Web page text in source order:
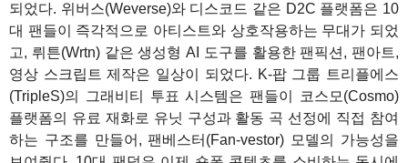
되었다. 위버스(Weverse)와 디스코드 같은 D2C 플랫폼은 10
대 팬들이 즉각적으로 아티스트와 상호작용하는 무대가 되었
고, 뤼튼(Wrtn) 같은 생성형 AI 도구를 활용한 팬픽션, 팬아트,
영상 스크립트 제작은 일상이 되었다. K-팝 그룹 트리플에스
(TripleS)의 그래비티 투표 시스템은 팬들이 코스모(Cosmo)
플랫폼의 유료 재화로 유닛 구성과 활동 곡 선정에 직접 참여
하는 구조를 만들어, 팬베스터(Fan-vestor) 모델의 가능성을